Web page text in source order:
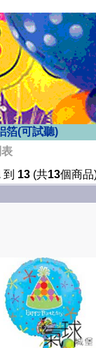
箔(可試聽)
到 13 (共13個商品